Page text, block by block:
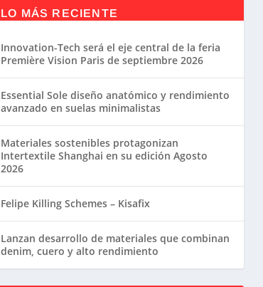
LO MÁS RECIENTE
Innovation-Tech será el eje central de la feria
Première Vision Paris de septiembre 2026
Essential Sole diseño anatómico y rendimiento
avanzado en suelas minimalistas
Materiales sostenibles protagonizan
Intertextile Shanghai en su edición Agosto
2026
Felipe Killing Schemes – Kisafix
Lanzan desarrollo de materiales que combinan
denim, cuero y alto rendimiento